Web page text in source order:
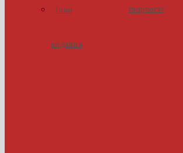
Інші
видання
творчості